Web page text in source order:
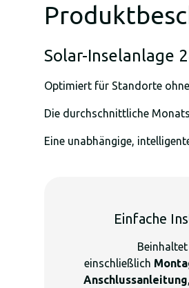
Solar-Inselanlage
Optimiert für Standorte
Die durchschnittliche
Eine unabhängige,
Einfache
einschließlich
Anschlussanleitung